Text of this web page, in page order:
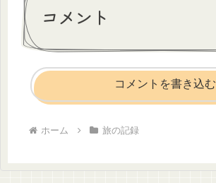
コメント
コメントを書き込む
ホーム 旅の記録